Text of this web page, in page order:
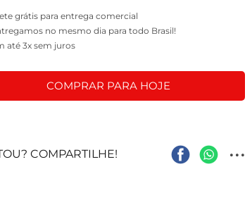
grátis para entrega comercial
no mesmo dia para todo Brasil!
até 3x sem juros
COMPRAR PARA HOJE
COMPARTILHE! ...